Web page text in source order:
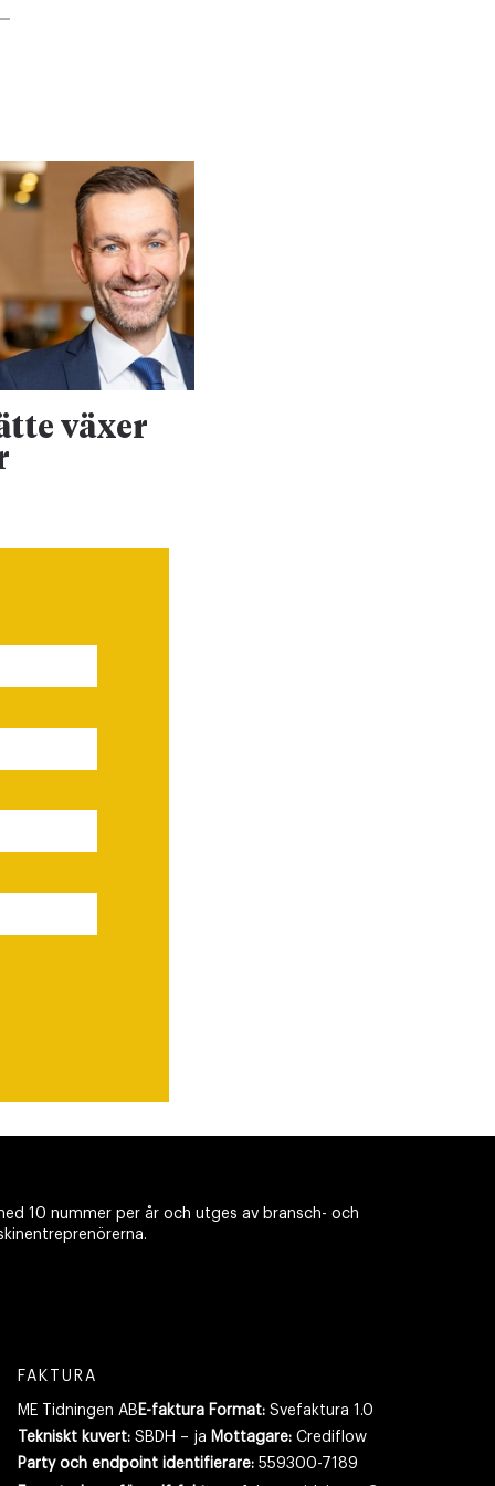
växer
10 nummer per år och utges av bransch- och
FAKTURA
ME Tidningen AB E-faktura Format:Svefaktura 1.0
Tekniskt kuvert:SBDH – ja Mottagare:Crediflow
Party och endpoint identifierare:559300-7189